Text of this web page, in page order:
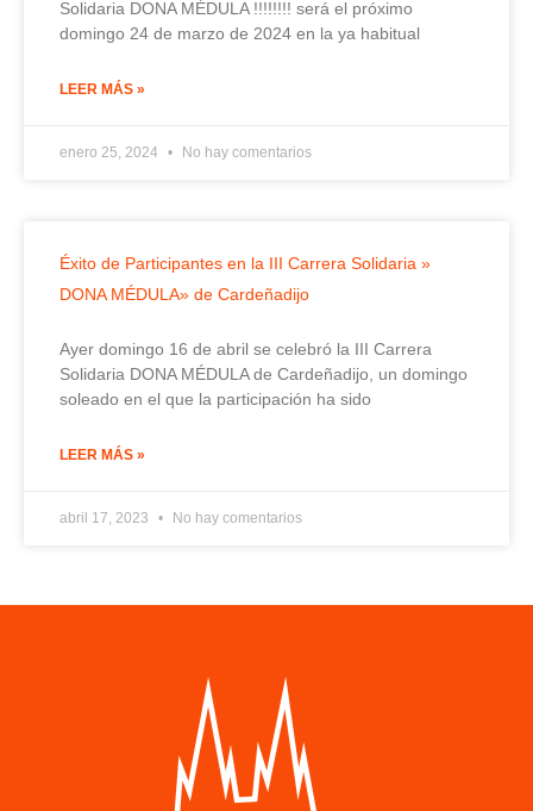
Solidaria DONA MÉDULA !!!!!!!! será el próximo
domingo 24 de marzo de 2024 en la ya habitual
LEER MÁS »
enero 25, 2024 No hay comentarios
Éxito de Participantes en la III Carrera Solidaria »
DONA MÉDULA» de Cardeñadijo
Ayer domingo 16 de abril se celebró la III Carrera
Solidaria DONA MÉDULA de Cardeñadijo, un domingo
soleado en el que la participación ha sido
LEER MÁS »
abril 17, 2023 No hay comentarios